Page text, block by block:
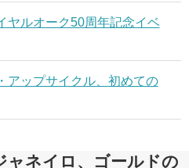
ヤルオーク50周年記念イベ
アップサイクル、初めての
ャネイロ、ゴールドの